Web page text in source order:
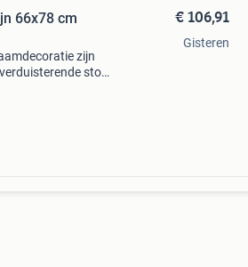
66x78 cm
zijn
stof
€ 106,91
Gisteren